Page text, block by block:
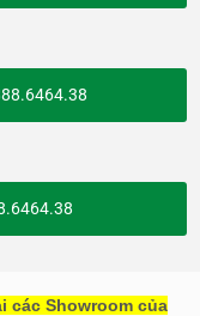
các Showroom của